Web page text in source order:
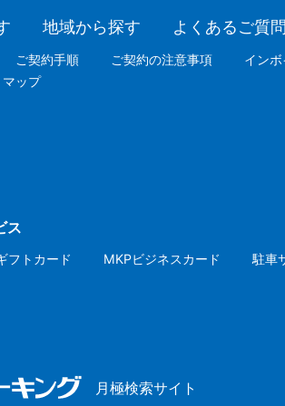
地域から探す よくあるご質問
ご契約手順 ご契約の注意事項 イン
ップ
ス
フトカード MKPビジネスカード
駐車
月極検索サイト